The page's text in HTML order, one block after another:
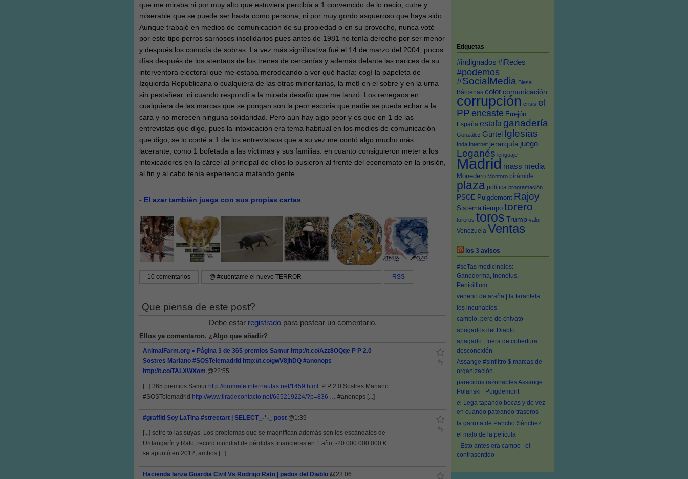
que me miraba ni por muy alto que estuviera percibía a 1 convencido de lo necio, cutre y
miserable que se puede ser hasta como persona, ni por muy gordo asqueroso que haya sido.
Aunque trabajé en medios de comunicación de su propiedad o en su provecho, nunca voté
por este tipo perros sarnosos insolidarios pues antes de 1981 no tenía derecho por ser menor
y después los conocía de sobras. La vez más significativa fué el 14 de marzo del 2004, pocos
días después de los atentaos de los trenes de cercanías y además delante las narices de su
interventora electoral que me estaba merodeando a ver qué hacía: cogí la papeleta de
Izquierda Republicana o cualquiera de las otras minoritarias, la metí en el sobre y en la urna
sin pestañear, ni cuando respondí a la mirada desafío que me lanzó. Los renegaos en
cualquiera de las marcas que se pongan son la peor escoria que nadie se pueda echar a la
cara y no merecen ninguna solidaridad. Pero aún hay algo peor y es que en 1 de las
entrevistas que digo, pues la intoxicación era tema habitual en los medios de comunicación
que digo, se lo conté a 1 de los entrevistaos que a su vez me contó algo mucho más
lacerante, como 1 bofetada a las víctimas y sus familias: en cuanto consiguieron meter a los
intoxicadores en la cárcel al principal de ellos lo pusieron al frente del economato en la prisión,
al fin y al cabo tenía experiencia matando gente.
- El azar también juega con sus propias cartas
10 comentarios @ #cuéntame el nuevo TERROR RSS
Que piensa de este post?
Debe estar registrado para postear un comentario.
Ellos ya comentaron. ¿Algo que añadir?
AnimalFarm.org » Página 3 de 365 premios Samur http://t.co/Azz8OQqe P P 2.0
Sostres Mariano #SOSTelemadrid http://t.co/gwV8jhDQ #anonops
http://t.co/TALXWXom @22:55
[...] 365 premios Samur http://brumale.internautas.net/1459.html
P P 2.0 Sostres Mariano
#SOSTelemadrid http://www.tiradecontacto.net/665219224/?p=836 … #anonops [...]
#graffiti Soy LaTina #streetart | SELECT_-*-_ post @1:39
[...] sotre to las suyas. Los problemas que se magnifican además son los escándalos de
Urdangarín y Rato, record mundial de pérdidas financieras en 1 año, -20.000.000.000 €
se apuntó en 2012, ambos [...]
Hacienda lanza Guardia Civil Vs Rodrigo Rato | pedos del Diablo @23:06
Etiquetas
#indignados #iRedes
#podemos
#SocialMedia Blesa
Bárcenas color comunicación
corrupción crisis el
PP encaste Errejón
España estafa ganadería
González Gürtel Iglesias
Inda Internet jerarquía juego
Leganés lenguaje
Madrid mass media
Monedero Montoro pirámide
plaza política programación
PSOE Puigdemont Rajoy
Sistema tiempo torero
toreros toros Trump valor
Venezuela Ventas
los 3 avisos
#seTas medicinales:
Ganoderma, Inonotus,
Penicillium
veneno de araña | la tarantela
los incunables
cambio, pero de chivato
abogados del Diablo
apagado | fuera de cobertura |
desconexión
Assange #sinfiltro $ marcas de
organización
parecidos razonables Assange |
Polanski | Puigdemont
el Lega tapando bocas y de vez
en cuando pateando traseros
la garrota de Pancho Sánchez
el malo de la película
- Esto antes era campo | el
contrasentido